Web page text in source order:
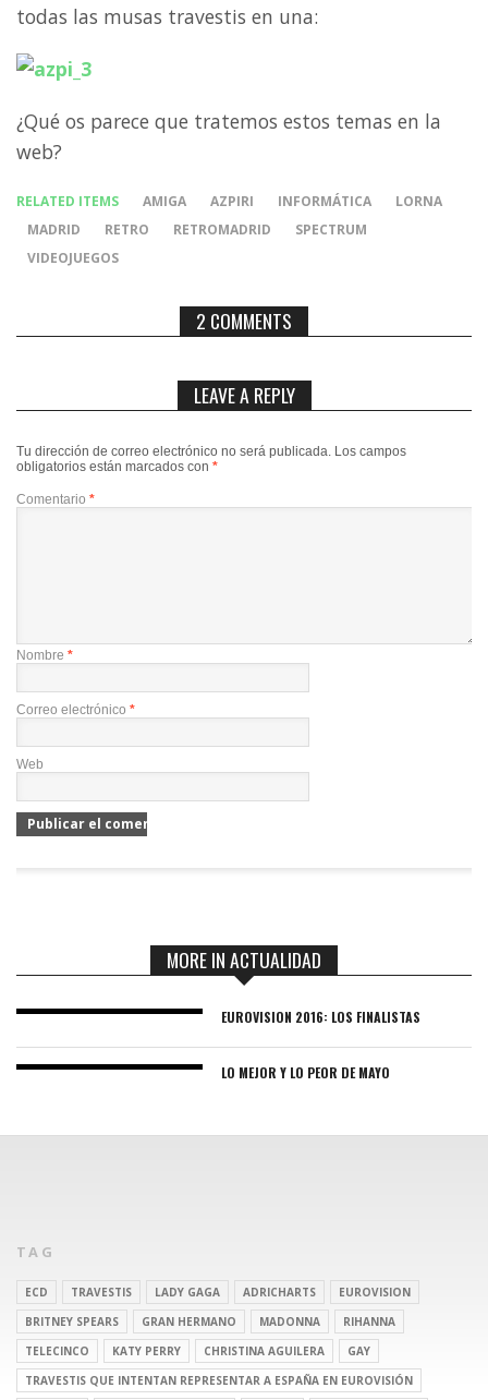
todas las musas travestis en una:
¿Qué os parece que tratemos estos temas en la
web?
RELATED ITEMS AMIGA AZPIRI INFORMÁTICA
LORNA
MADRID
RETRO RETROMADRID
SPECTRUM
VIDEOJUEGOS
2 COMMENTS
LEAVE A REPLY
Tu dirección de correo electrónico no será publicada. Los campos
obligatorios están marcados con *
Comentario *
Nombre *
Correo electrónico *
Web
MORE IN ACTUALIDAD
EUROVISION 2016: LOS FINALISTAS
LO MEJOR Y LO PEOR DE MAYO
TAG
ECD TRAVESTIS LADY GAGA ADRICHARTS
EUROVISION
BRITNEY SPEARS
GRAN HERMANO MADONNA
RIHANNA
TELECINCO
KATY PERRY CHRISTINA AGUILERA
GAY
TRAVESTIS QUE INTENTAN REPRESENTAR A ESPAÑA EN EUROVISIÓN